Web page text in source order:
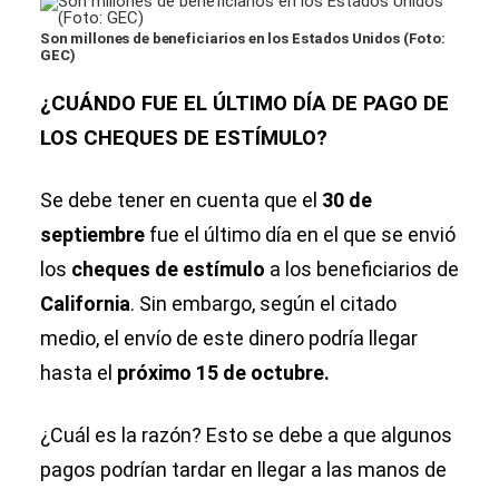
Son millones de beneficiarios en los Estados Unidos (Foto:
GEC)
¿CUÁNDO FUE EL ÚLTIMO DÍA DE PAGO DE
LOS CHEQUES DE ESTÍMULO?
Se debe tener en cuenta que el 30 de
septiembre fue el último día en el que se envió
los cheques de estímulo a los beneficiarios de
California. Sin embargo, según el citado
medio, el envío de este dinero podría llegar
hasta el próximo 15 de octubre.
¿Cuál es la razón? Esto se debe a que algunos
pagos podrían tardar en llegar a las manos de